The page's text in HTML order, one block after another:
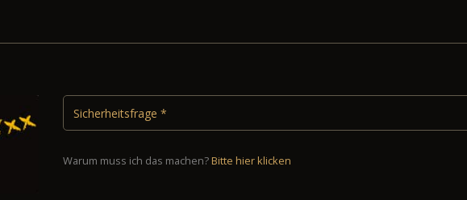
Warum muss ich das machen?Bitte hier klicken